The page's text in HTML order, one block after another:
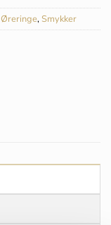
Øreringe, Smykker